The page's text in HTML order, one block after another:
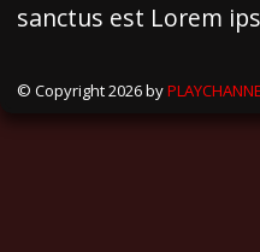
sanctus est Lorem
© Copyright 2026 by